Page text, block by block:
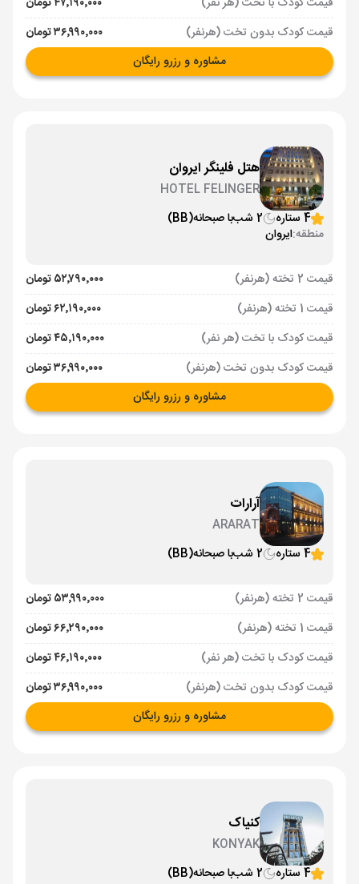
قیمت کودک بدون تخت (هرنفر)
۳۶٬۹۹۰٬۰۰۰ تومان
مشاوره و رزرو رایگان
هتل فلینگر ایروان
HOTEL FELINGER
4 ستاره
2 شب با صبحانه(BB)
منطقه:ایروان
قیمت 2 تخته (هرنفر)
۵۲٬۷۹۰٬۰۰۰ تومان
قیمت 1 تخته (هرنفر)
۶۲٬۱۹۰٬۰۰۰ تومان
قیمت کودک با تخت (هر نفر)
۴۵٬۱۹۰٬۰۰۰ تومان
قیمت کودک بدون تخت (هرنفر)
۳۶٬۹۹۰٬۰۰۰ تومان
مشاوره و رزرو رایگان
آرارات
ARARAT
4 ستاره
2 شب با صبحانه(BB)
قیمت 2 تخته (هرنفر)
۵۳٬۹۹۰٬۰۰۰ تومان
قیمت 1 تخته (هرنفر)
۶۶٬۲۹۰٬۰۰۰ تومان
قیمت کودک با تخت (هر نفر)
۴۶٬۱۹۰٬۰۰۰ تومان
قیمت کودک بدون تخت (هرنفر)
۳۶٬۹۹۰٬۰۰۰ تومان
مشاوره و رزرو رایگان
کنیاک
KONYAK
4 ستاره
2 شب با صبحانه(BB)